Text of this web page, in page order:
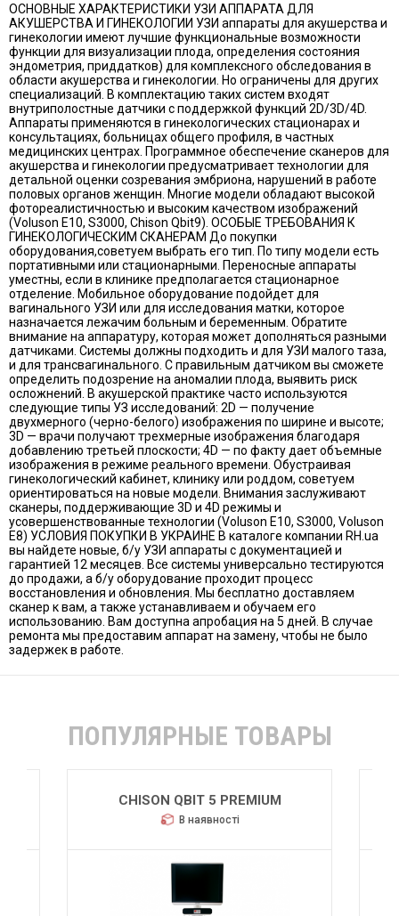
ОСНОВНЫЕ ХАРАКТЕРИСТИКИ УЗИ АППАРАТА ДЛЯ
АКУШЕРСТВА И ГИНЕКОЛОГИИ УЗИ аппараты для акушерства и
гинекологии имеют лучшие функциональные возможности
функции для визуализации плода, определения состояния
эндометрия, приддатков) для комплексного обследования в
области акушерства и гинекологии. Но ограничены для других
специализаций. В комплектацию таких систем входят
внутриполостные датчики с поддержкой функций 2D/3D/4D.
Аппараты применяются в гинекологических стационарах и
консультациях, больницах общего профиля, в частных
медицинских центрах. Программное обеспечение сканеров для
акушерства и гинекологии предусматривает технологии для
детальной оценки созревания эмбриона, нарушений в работе
половых органов женщин. Многие модели обладают высокой
фотореалистичностью и высоким качеством изображений
(Voluson E10, S3000, Chison Qbit9). ОСОБЫЕ ТРЕБОВАНИЯ К
ГИНЕКОЛОГИЧЕСКИМ СКАНЕРАМ До покупки
оборудования,советуем выбрать его тип. По типу модели есть
портативными или стационарными. Переносные аппараты
уместны, если в клинике предполагается стационарное
отделение. Мобильное оборудование подойдет для
вагинального УЗИ или для исследования матки, которое
назначается лежачим больным и беременным. Обратите
внимание на аппаратуру, которая может дополняться разными
датчиками. Системы должны подходить и для УЗИ малого таза,
и для трансвагинального. С правильным датчиком вы сможете
определить подозрение на аномалии плода, выявить риск
осложнений. В акушерской практике часто используются
следующие типы УЗ исследований: 2D — получение
двухмерного (черно-белого) изображения по ширине и высоте;
3D — врачи получают трехмерные изображения благодаря
добавлению третьей плоскости; 4D — по факту дает объемные
изображения в режиме реального времени. Обустраивая
гинекологический кабинет, клинику или роддом, советуем
ориентироваться на новые модели. Внимания заслуживают
сканеры, поддерживающие 3D и 4D режимы и
усовершенствованные технологии (Voluson E10, S3000, Voluson
E8) УСЛОВИЯ ПОКУПКИ В УКРАИНЕ В каталоге компании RH.ua
вы найдете новые, б/у УЗИ аппараты с документацией и
гарантией 12 месяцев. Все системы универсально тестируются
до продажи, а б/у оборудование проходит процесс
восстановления и обновления. Мы бесплатно доставляем
сканер к вам, а также устанавливаем и обучаем его
использованию. Вам доступна апробация на 5 дней. В случае
ремонта мы предоставим аппарат на замену, чтобы не было
задержек в работе.
ПОПУЛЯРНЫЕ ТОВАРЫ
CHISON QBIT 5 PREMIUM
В наявності